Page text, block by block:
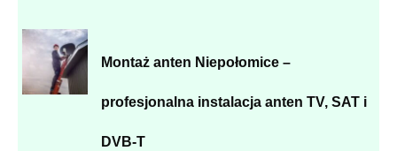
Montaż anten Niepołomice –
profesjonalna instalacja anten TV, SAT i
DVB-T